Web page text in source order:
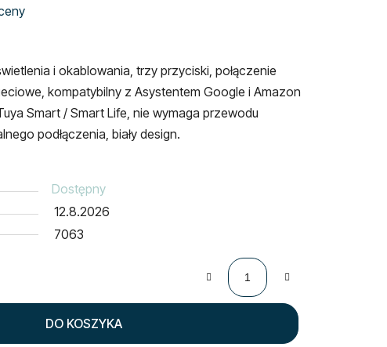
i okablowania, trzy przyciski, połączenie
kompatybilny z Asystentem Google i Amazon
Smart / Smart Life, nie wymaga przewodu
podłączenia, biały design.
Dostępny
12.8.2026
7063
DO KOSZYKA